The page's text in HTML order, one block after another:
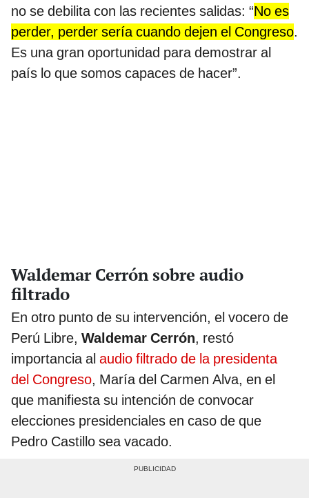
no se debilita con las recientes salidas: “No es
perder, perder sería cuando dejen el Congreso.
Es una gran oportunidad para demostrar al
país lo que somos capaces de hacer”.
Waldemar Cerrón sobre audio
filtrado
En otro punto de su intervención, el vocero de
Perú Libre, Waldemar Cerrón, restó
importancia al audio filtrado de la presidenta
del Congreso, María del Carmen Alva, en el
que manifiesta su intención de convocar
elecciones presidenciales en caso de que
Pedro Castillo sea vacado.